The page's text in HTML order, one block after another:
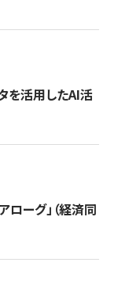
を活用したAI活
ローグ」（経済同